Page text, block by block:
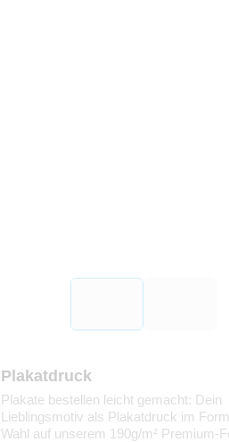
Plakatdruck
Plakate bestellen leicht gemacht: Dein
Lieblingsmotiv als Plakatdruck im
Wahl auf unserem 190g/m² Premium-